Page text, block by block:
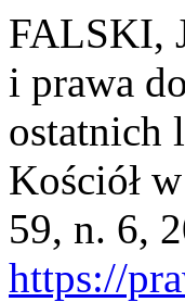
FALSKI,
i prawa
ostatnich
Kościół
59, n. 6,
https://